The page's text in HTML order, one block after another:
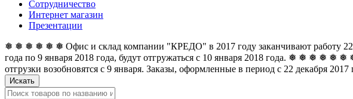
Сотрудничество
Интернет магазин
Презентации
❅ ❅ ❅ ❅ ❅ ❅ Офис и склад компании "КРЕДО" в 2017 году заканчивают работу 22
года по 9 января 2018 года, будут отгружаться с 10 января 2018 года. ❅ ❅ ❅ ❅ ❅ ❅
отгрузки возобновятся с 9 января. Заказы, оформленные в период с 22 декабря
Искать